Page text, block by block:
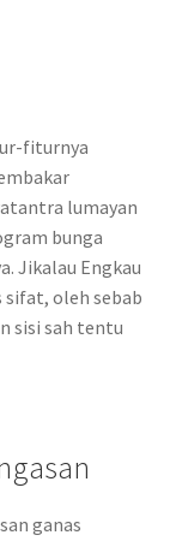
fiturnya
lumayan
bunga
Jikalau Engkau
oleh sebab
sisi sah tentu
ganas